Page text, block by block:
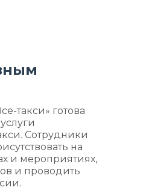
такси» готова
Сотрудники
на
и мероприятиях,
и проводить